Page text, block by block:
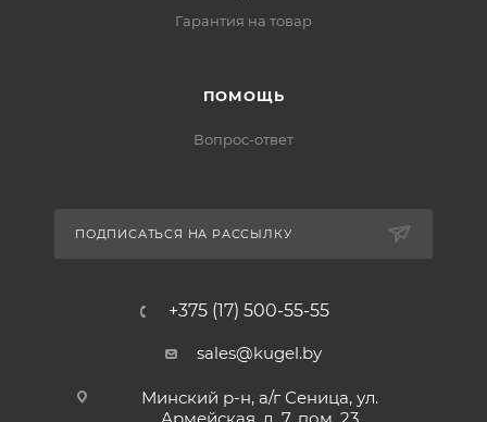
Гарантия на товар
ПОМОЩЬ
Вопрос-ответ
ПОДПИСАТЬСЯ НА РАССЫЛКУ
+375 (17) 500-55-55
sales@kugel.by
Минский р-н, а/г Сеница, ул.